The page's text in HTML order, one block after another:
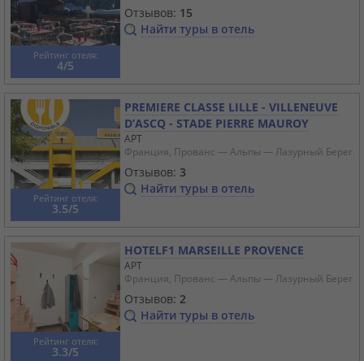
Рейтинг отеля:
4/5
Отзывов: 15
Найти туры в отель
Рейтинг отеля:
3.5/5
PREMIERE CLASSE LILLE - VILLENEUVE
D’ASCQ - STADE PIERRE MAUROY
APT
Франция, Прованс — Альпы — Лазурный Берег
Отзывов: 3
Найти туры в отель
Рейтинг отеля:
3.3/5
HOTELF1 MARSEILLE PROVENCE
APT
Франция, Прованс — Альпы — Лазурный Берег
Отзывов: 2
Найти туры в отель